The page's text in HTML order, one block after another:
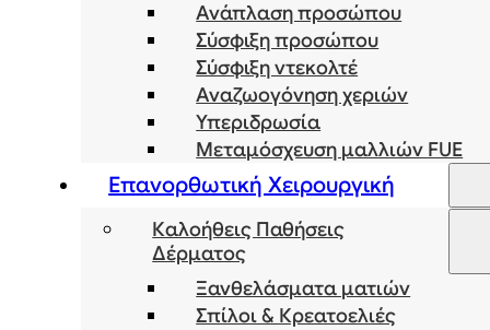
Ανάπλαση προσώπου
Σύσφιξη προσώπου
Σύσφιξη ντεκολτέ
Αναζωογόνηση χεριών
Υπεριδρωσία
Μεταμόσχευση μαλλιών FUE
Επανορθωτική Χειρουργική
Καλοήθεις Παθήσεις
Δέρματος
Ξανθελάσματα ματιών
Σπίλοι & Κρεατοελιές